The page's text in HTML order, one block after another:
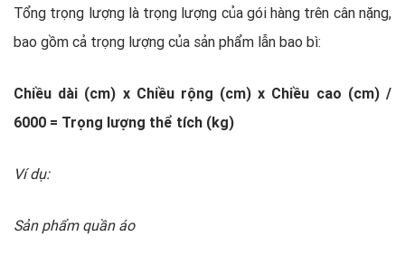
Tổng trọng lượng là trọng lượng của gói hàng trên cân nặng,
bao gồm cả trọng lượng của sản phẩm lẫn bao bì:
Chiều dài (cm) x Chiều rộng (cm) x Chiều cao (cm) /
6000 = Trọng lượng thể tích (kg)
Ví dụ:
Sản phẩm quần áo